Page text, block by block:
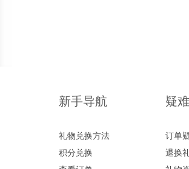
新手导航
礼物兑换方法
积分兑换
疑
订单
退换